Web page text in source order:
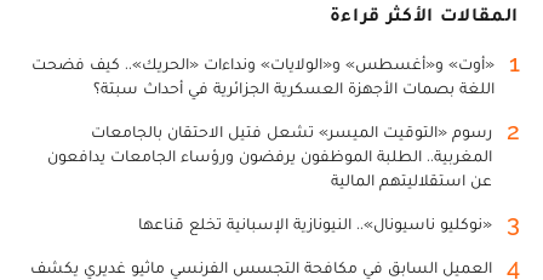
المقالات الأكثر قراءة
1
«أوت» و«أغسطس» و«الولايات» ونداءات «الحريك».. كيف فضحت
اللغة بصمات الأجهزة العسكرية الجزائرية في أحداث سبتة؟
2
رسوم «التوقيت الميسر» تشعل فتيل الاحتقان بالجامعات
المغربية.. الطلبة الموظفون يرفضون ورؤساء الجامعات يدافعون
عن استقلاليتهم المالية
3 «نوكليو ناسيونال».. النيونازية الإسبانية تخلع قناعها
4 العميل السابق في مكافحة التجسس الفرنسي ماثيو غديري يكشف